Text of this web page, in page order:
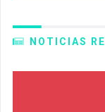
NOTICIAS